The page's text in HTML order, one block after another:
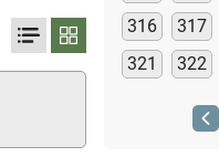
316
317
321
322